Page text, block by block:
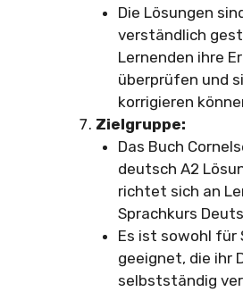
Die Lösungen
verständlich
Lernenden ihre
überprüfen und
korrigieren
Zielgruppe:
Das Buch
deutsch A2
richtet sich an
Sprachkurs
Es ist sowohl für
geeignet, die ihr
selbstständig